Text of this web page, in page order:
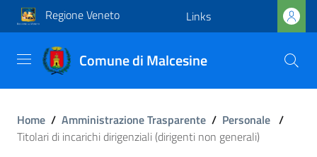
Regione Veneto Links
Comune di Malcesine
Home / Amministrazione Trasparente / Personale /
Titolari di incarichi dirigenziali (dirigenti non generali)